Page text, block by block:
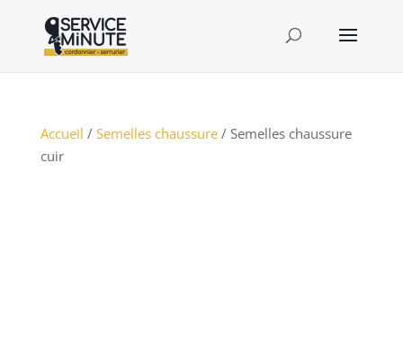
Accueil / Semelles chaussure/ Semelles chaussure
cuir